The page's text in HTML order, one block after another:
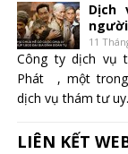
Dịch
11
Công ty dịch vụ
Phát , một
dịch vụ thám tư
LIÊN KẾT